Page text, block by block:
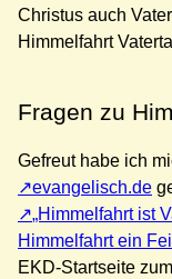
Christus auch
Himmelfahrt
Fragen zu
Gefreut habe ich
evangelisch.de
„Himmelfahrt ist
Himmelfahrt ein
EKD-Startseite